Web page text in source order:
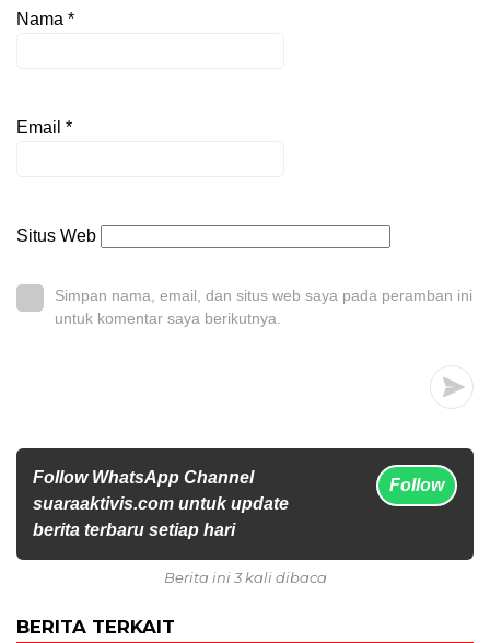
Nama *
Email *
Situs Web
Simpan nama, email, dan situs web saya pada peramban ini
untuk komentar saya berikutnya.
Follow WhatsApp Channel
suaraaktivis.com untuk update
berita terbaru setiap hari
Follow
Berita ini 3 kali dibaca
BERITA TERKAIT